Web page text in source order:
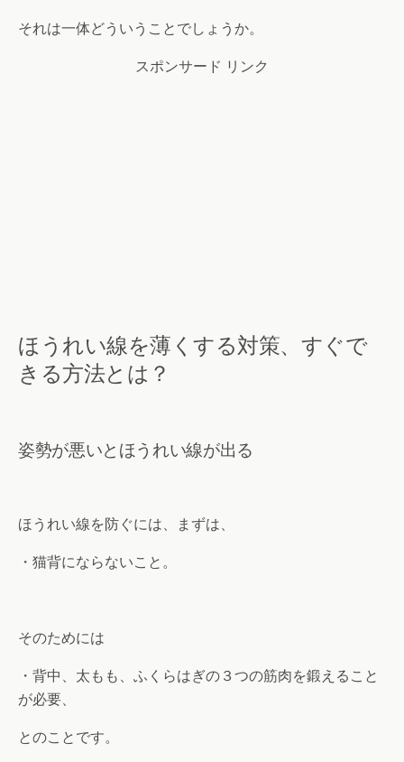
それは一体どういうことでしょうか。
スポンサード リンク
ほうれい線を薄くする対策、すぐで
きる方法とは？
姿勢が悪いとほうれい線が出る
ほうれい線を防ぐには、まずは、
・猫背にならないこと。
そのためには
・背中、太もも、ふくらはぎの３つの筋肉を鍛えること
が必要、
とのことです。